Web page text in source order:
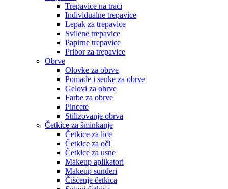
Trepavice na traci
Individualne trepavice
Lepak za trepavice
Svilene trepavice
Papirne trepavice
Pribor za trepavice
Obrve
Olovke za obrve
Pomade i senke za obrve
Gelovi za obrve
Farbe za obrve
Pincete
Stilizovanje obrva
Četkice za šminkanje
Četkice za lice
Četkice za oči
Četkice za usne
Makeup aplikatori
Makeup sunđeri
Čišćenje četkica